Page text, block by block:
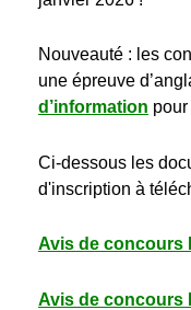
Nouveauté : les
une épreuve
d’information
Ci-dessous les
d'inscription à
Avis de concours
Avis de concours